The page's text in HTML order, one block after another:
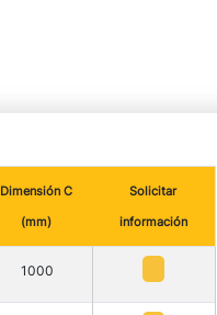
Dimensión C
(mm)
Solicitar
información
1000